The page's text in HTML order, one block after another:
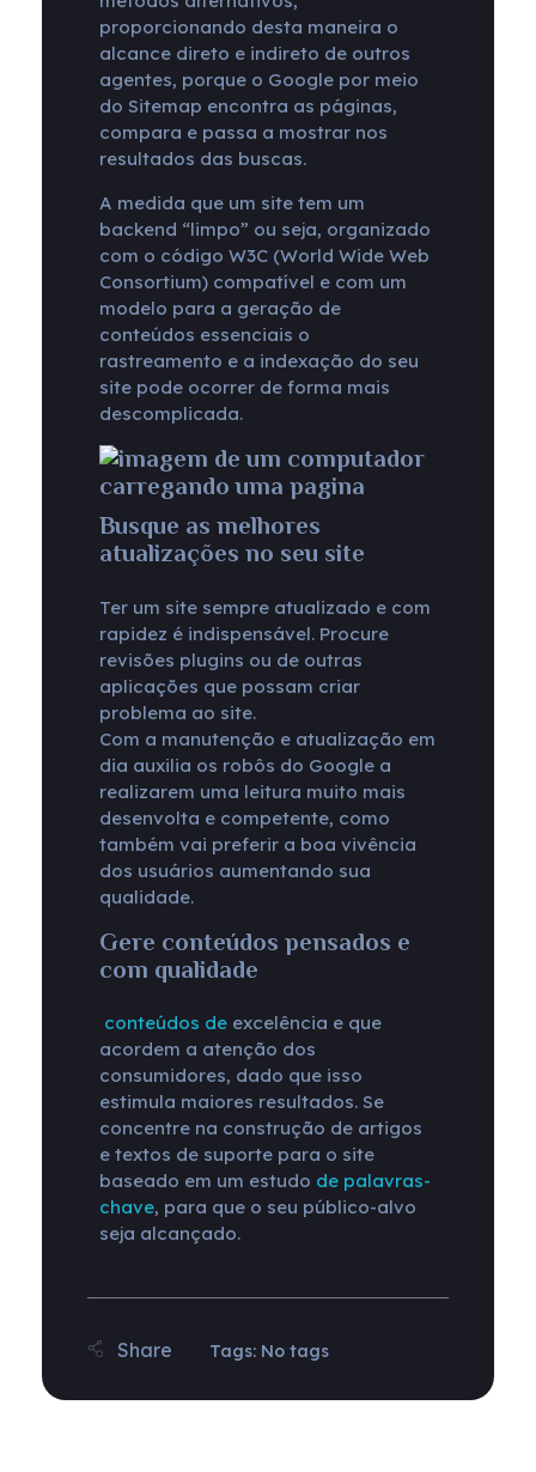
proporcionando desta maneira o
alcance direto e indireto de outros
agentes, porque o Google por meio
do Sitemap encontra as páginas,
compara e passa a mostrar nos
resultados das buscas.
A medida que um site tem um
backend “limpo” ou seja, organizado
com o código W3C (World Wide Web
Consortium) compatível e com um
modelo para a geração de
conteúdos essenciais o
rastreamento e a indexação do seu
site pode ocorrer de forma mais
descomplicada.
Busque as melhores
atualizações no seu site
Ter um site sempre atualizado e com
rapidez é indispensável. Procure
revisões plugins ou de outras
aplicações que possam criar
problema ao site.
Com a manutenção e atualização em
dia auxilia os robôs do Google a
realizarem uma leitura muito mais
desenvolta e competente, como
também vai preferir a boa vivência
dos usuários aumentando sua
qualidade.
Gere conteúdos pensados e
com qualidade
conteúdos de excelência e que
acordem a atenção dos
consumidores, dado que isso
estimula maiores resultados. Se
concentre na construção de artigos
e textos de suporte para o site
baseado em um estudo de palavras-
chave, para que o seu público-alvo
seja alcançado.
Tags: No tags